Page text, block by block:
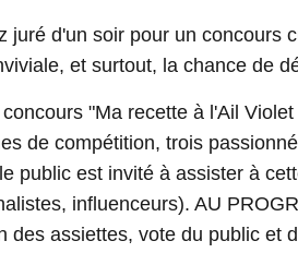
juré d'un soir pour un concours
et surtout, la chance de
"Ma recette à l'Ail
de compétition, trois
public est invité à assister à
influenceurs). AU
des assiettes, vote du public et